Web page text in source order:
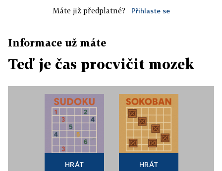
Máte již předplatné? Přihlaste se
Informace už máte
Teď je čas procvičit mozek
HRÁT HRÁT